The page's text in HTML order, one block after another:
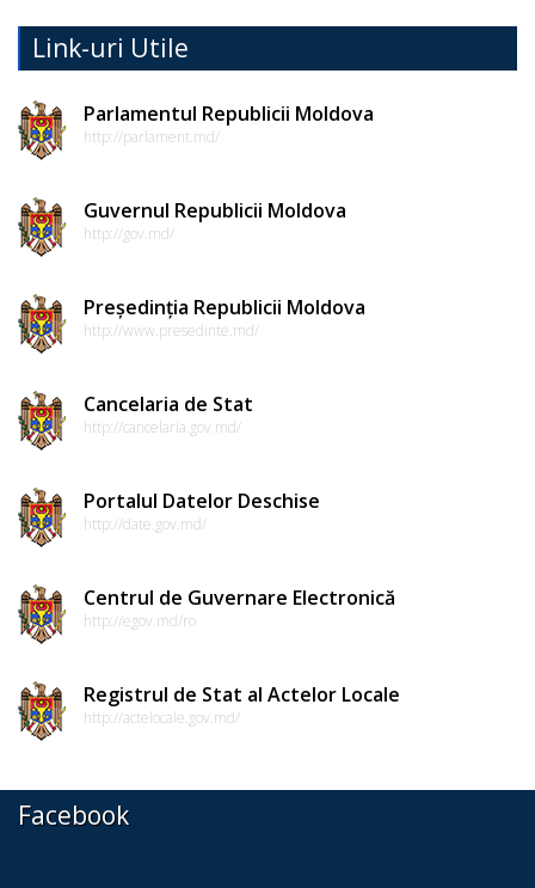
Comisiile
consultative
de
specialitate
consiliului
Codul
conduită
etică
a
funcționarilor
Linia
pentru
Transparență
Link-uri Utile
Parlamentul Republicii Moldova
http://parlament.md/
Guvernul Republicii Moldova
http://gov.md/
Președinția Republicii Moldova
http://www.presedinte.md/
Cancelaria de Stat
http://cancelaria.gov.md/
Portalul Datelor Deschise
http://date.gov.md/
Centrul de Guvernare Electronică
http://egov.md/ro
Registrul de Stat al Actelor Locale
http://actelocale.gov.md/
Facebook